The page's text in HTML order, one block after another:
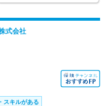
式会社
スキルがある